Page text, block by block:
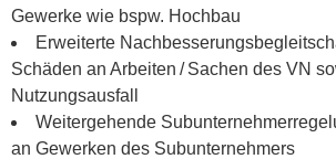
Gewerke wie bspw. Hochbau
Erweiterte
Schäden an Arbeiten / Sachen des VN
Nutzungsausfall
Weitergehende
an Gewerken des Subunternehmers